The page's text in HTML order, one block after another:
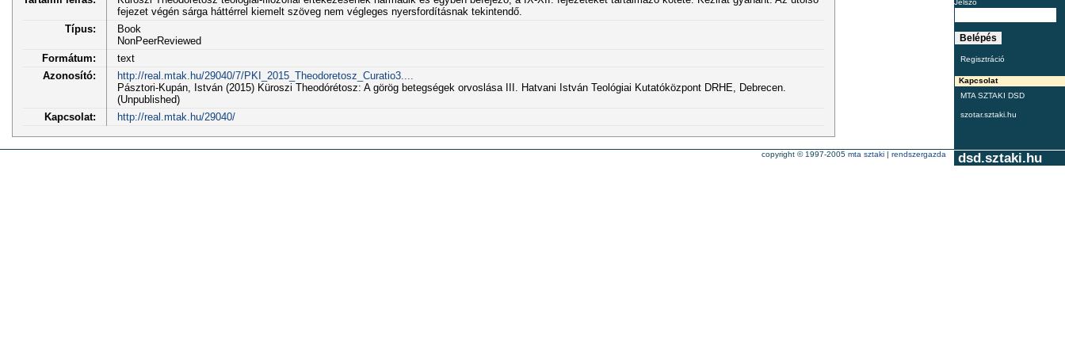
Jelszó
Regisztráció
Kapcsolat
MTA SZTAKI DSD
szotar.sztaki.hu
fejezet végén sárga háttérrel kiemelt szöveg nem végleges nyersfordításnak tekintendő.
Típus:
Book
NonPeerReviewed
Formátum:
text
Azonosító:
http://real.mtak.hu/29040/7/PKI_2015_Theodoretosz_Curatio3....
Pásztori-Kupán, István (2015) Küroszi Theodórétosz: A görög betegségek orvoslása III. Hatvani István Teológiai Kutatóközpont DRHE, Debrecen.
(Unpublished)
Kapcsolat:
http://real.mtak.hu/29040/
dsd.sztaki.hu
copyright © 1997-2005 mta sztaki | rendszergazda